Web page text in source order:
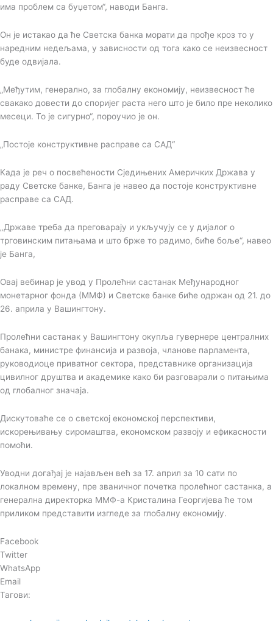
има проблем са буџетом“, наводи Банга.
Он је истакао да ће Светска банка морати да прође кроз то у
наредним недељама, у зависности од тога како се неизвесност
буде одвијала.
„Међутим, генерално, за глобалну економију, неизвесност ће
свакако довести до споријег раста него што је било пре неколико
месеци. То је сигурно“, пороучио је он.
„Постоје конструктивне расправе са САД“
Када је реч о посвећености Сједињених Америчких Држава у
раду Светске банке, Банга је навео да постоје конструктивне
расправе са САД.
„Државе треба да преговарају и укључују се у дијалог о
трговинским питањама и што брже то радимо, биће боље“, навео
је Банга,
Овај вебинар је увод у Пролећни састанак Међународног
монетарног фонда (ММФ) и Светске банке биће одржан од 21. до
26. априла у Вашингтону.
Пролећни састанак у Вашингтону окупља гувернере централних
банака, министре финансија и развоја, чланове парламента,
руководиоце приватног сектора, представнике организација
цивилног друштва и академике како би разговарали о питањима
од глобалног значаја.
Дискутоваће се о светској економској перспективи,
искорењивању сиромаштва, економском развоју и ефикасности
помоћи.
Уводни догађај је најављен већ за 17. април за 10 сати по
локалном времену, пре званичног почетка пролећног састанка, а
генерална директорка ММФ-а Кристалина Георгијева ће том
приликом представити изгледе за глобалну економију.
Facebook
Twitter
WhatsApp
Email
Тагови: